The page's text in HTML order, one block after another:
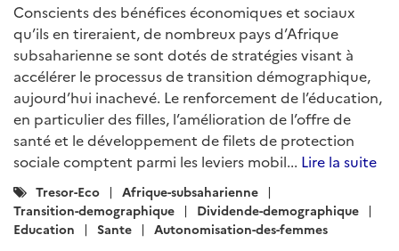
Conscients des bénéfices économiques et sociaux
qu’ils en tireraient, de nombreux pays d’Afrique
subsaharienne se sont dotés de stratégies visant à
accélérer le processus de transition démographique,
aujourd’hui inachevé. Le renforcement de l’éducation,
en particulier des filles, l’amélioration de l’offre de
santé et le développement de filets de protection
sociale comptent parmi les leviers mobil... Lire la suite
Catégories
:
Tresor-Eco
Afrique-subsaharienne
Transition-demographique
Dividende-demographique
Education
Sante Autonomisation-des-femmes